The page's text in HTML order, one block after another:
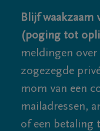
Blijf waakzaam
(poging tot
meldingen over
zogezegde
mom van een
mailadressen,
of een betaling